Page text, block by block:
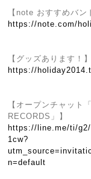
【note おすすめバン
https://note.com/
【グッズあります！】
https://
【オープンチャット
RECORDS」】
https://line.me/ti/
1cw?
n=default